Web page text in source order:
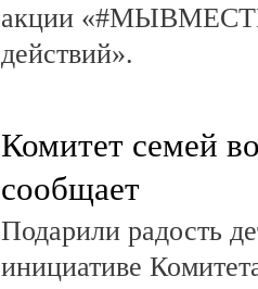
акции
действий».
Комитет семей
сообщает
Подарили радость
инициативе